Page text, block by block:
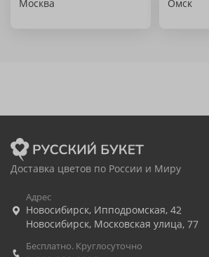
Москва Омск
Доставка цветов по России и Миру
Адрес
Новосибирск, Ипподромская, 42
Новосибирск, Московская улица, 77
Бесплатно. Круглосуточно